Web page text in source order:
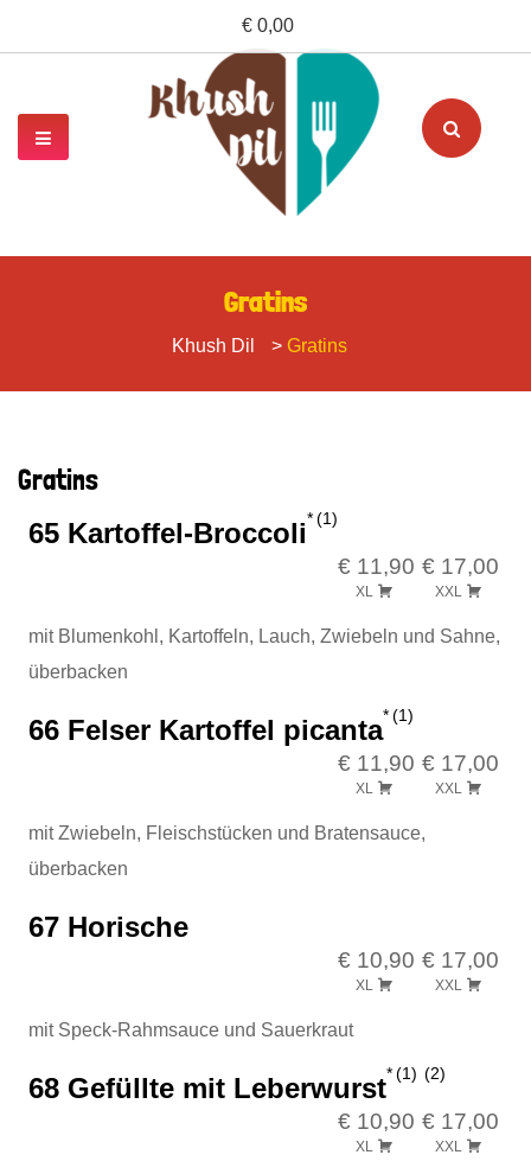
Gratins
Khush Dil > Gratins
Gratins
65 Kartoffel-Broccoli 1
€ 11,90
XL
€ 17,00
XXL
mit Blumenkohl, Kartoffeln, Lauch, Zwiebeln und Sahne,
überbacken
66 Felser Kartoffel picanta 1
€ 11,90
XL
€ 17,00
XXL
mit Zwiebeln, Fleischstücken und Bratensauce,
überbacken
67 Horische
€ 10,90
XL
€ 17,00
XXL
mit Speck-Rahmsauce und Sauerkraut
68 Gefüllte mit Leberwurst 1 2
€ 10,90
XL
€ 17,00
XXL
€ 0,00